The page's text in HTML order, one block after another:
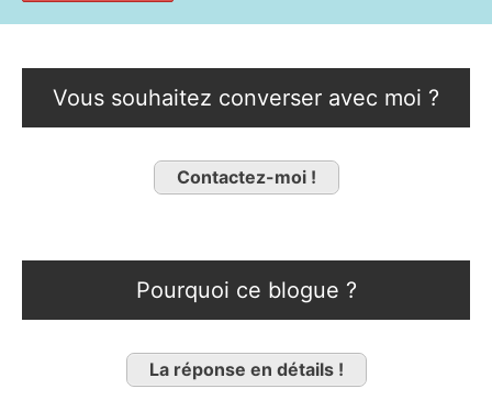
Vous souhaitez converser avec moi ?
Contactez-moi !
Pourquoi ce blogue ?
La réponse en détails !